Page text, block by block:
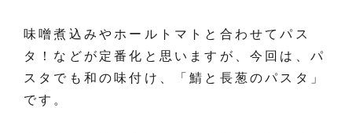
味噌煮込みやホールトマトと合わせてパス
タ！などが定番化と思いますが、今回は、パ
スタでも和の味付け、「鯖と長葱のパスタ」
です。